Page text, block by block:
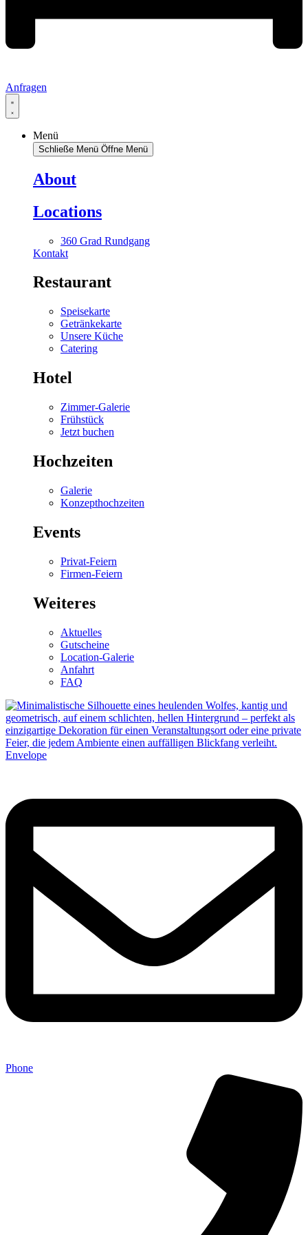
Anfragen
Menü
Schließe Menü Öffne Menü
About
Locations
360 Grad Rundgang
Kontakt
Restaurant
Speisekarte
Getränkekarte
Unsere Küche
Catering
Hotel
Zimmer-Galerie
Frühstück
Jetzt buchen
Hochzeiten
Galerie
Konzepthochzeiten
Events
Privat-Feiern
Firmen-Feiern
Weiteres
Aktuelles
Gutscheine
Location-Galerie
Anfahrt
FAQ
Envelope
Phone